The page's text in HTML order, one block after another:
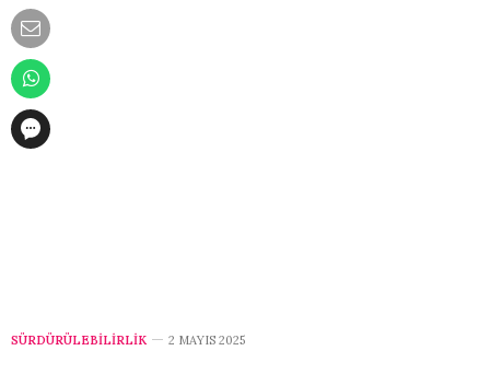
SÜRDÜRÜLEBİLİRLİK 2 MAYIS 2025